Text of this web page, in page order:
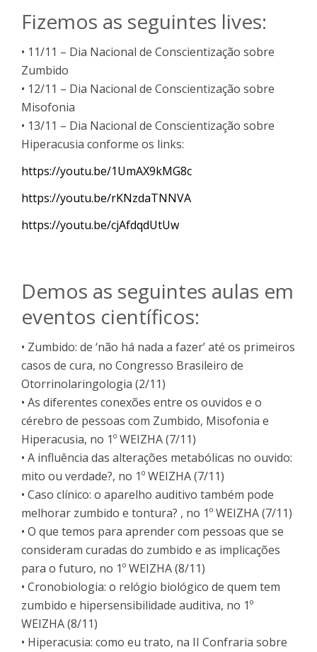
Fizemos as seguintes lives:
• 11/11 – Dia Nacional de Conscientização sobre
Zumbido
• 12/11 – Dia Nacional de Conscientização sobre
Misofonia
• 13/11 – Dia Nacional de Conscientização sobre
Hiperacusia conforme os links:
https://youtu.be/1UmAX9kMG8c
https://youtu.be/rKNzdaTNNVA
https://youtu.be/cjAfdqdUtUw
Demos as seguintes aulas em
eventos científicos:
• Zumbido: de ‘não há nada a fazer’ até os primeiros
casos de cura, no Congresso Brasileiro de
Otorrinolaringologia (2/11)
• As diferentes conexões entre os ouvidos e o
cérebro de pessoas com Zumbido, Misofonia e
Hiperacusia, no 1º WEIZHA (7/11)
• A influência das alterações metabólicas no ouvido:
mito ou verdade?, no 1º WEIZHA (7/11)
• Caso clínico: o aparelho auditivo também pode
melhorar zumbido e tontura? , no 1º WEIZHA (7/11)
• O que temos para aprender com pessoas que se
consideram curadas do zumbido e as implicações
para o futuro, no 1º WEIZHA (8/11)
• Cronobiologia: o relógio biológico de quem tem
zumbido e hipersensibilidade auditiva, no 1º
WEIZHA (8/11)
• Hiperacusia: como eu trato, na II Confraria sobre